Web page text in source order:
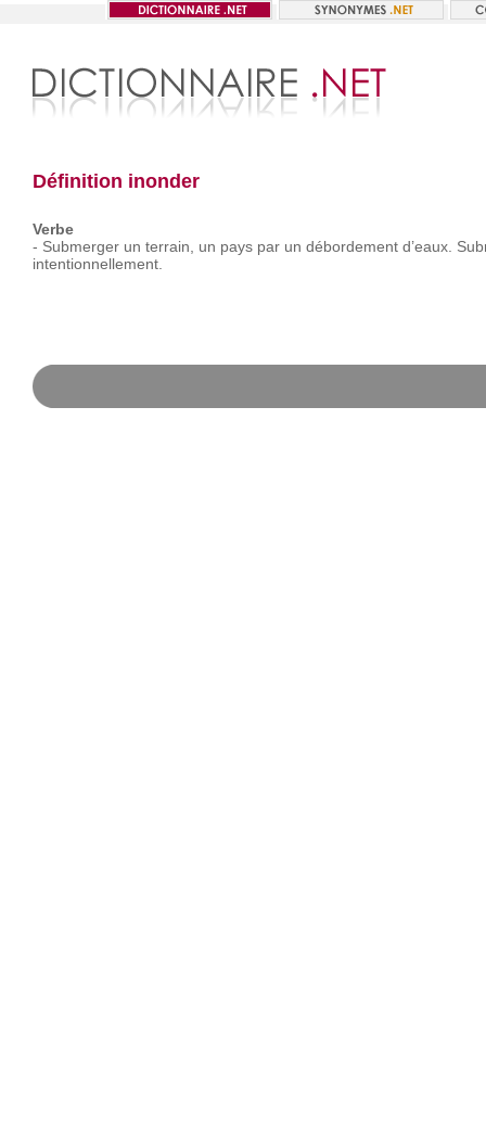
Définition inonder
Verbe
- Submerger un terrain, un pays par un débordement d’eaux.
intentionnellement.